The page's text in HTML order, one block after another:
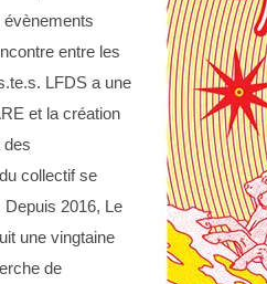
entre les
LFDS a une
et la création
des
collectif se
Depuis 2016, Le
une vingtaine
de